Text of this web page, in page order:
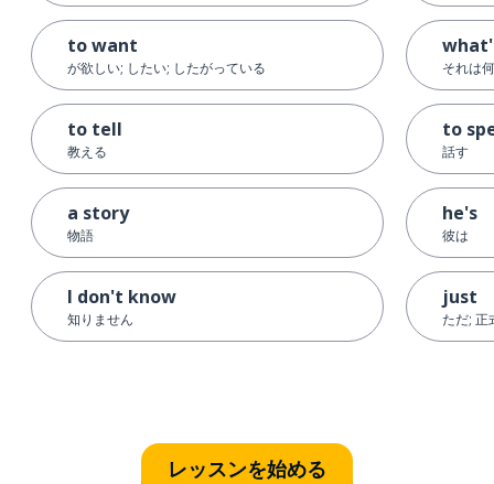
to want
が欲しい; したい; したがっている
to tell
教える
a story
物語
I don't know
知りません
それは
to
話す
he's
彼は
just
ただ; 正
レッスンを始める